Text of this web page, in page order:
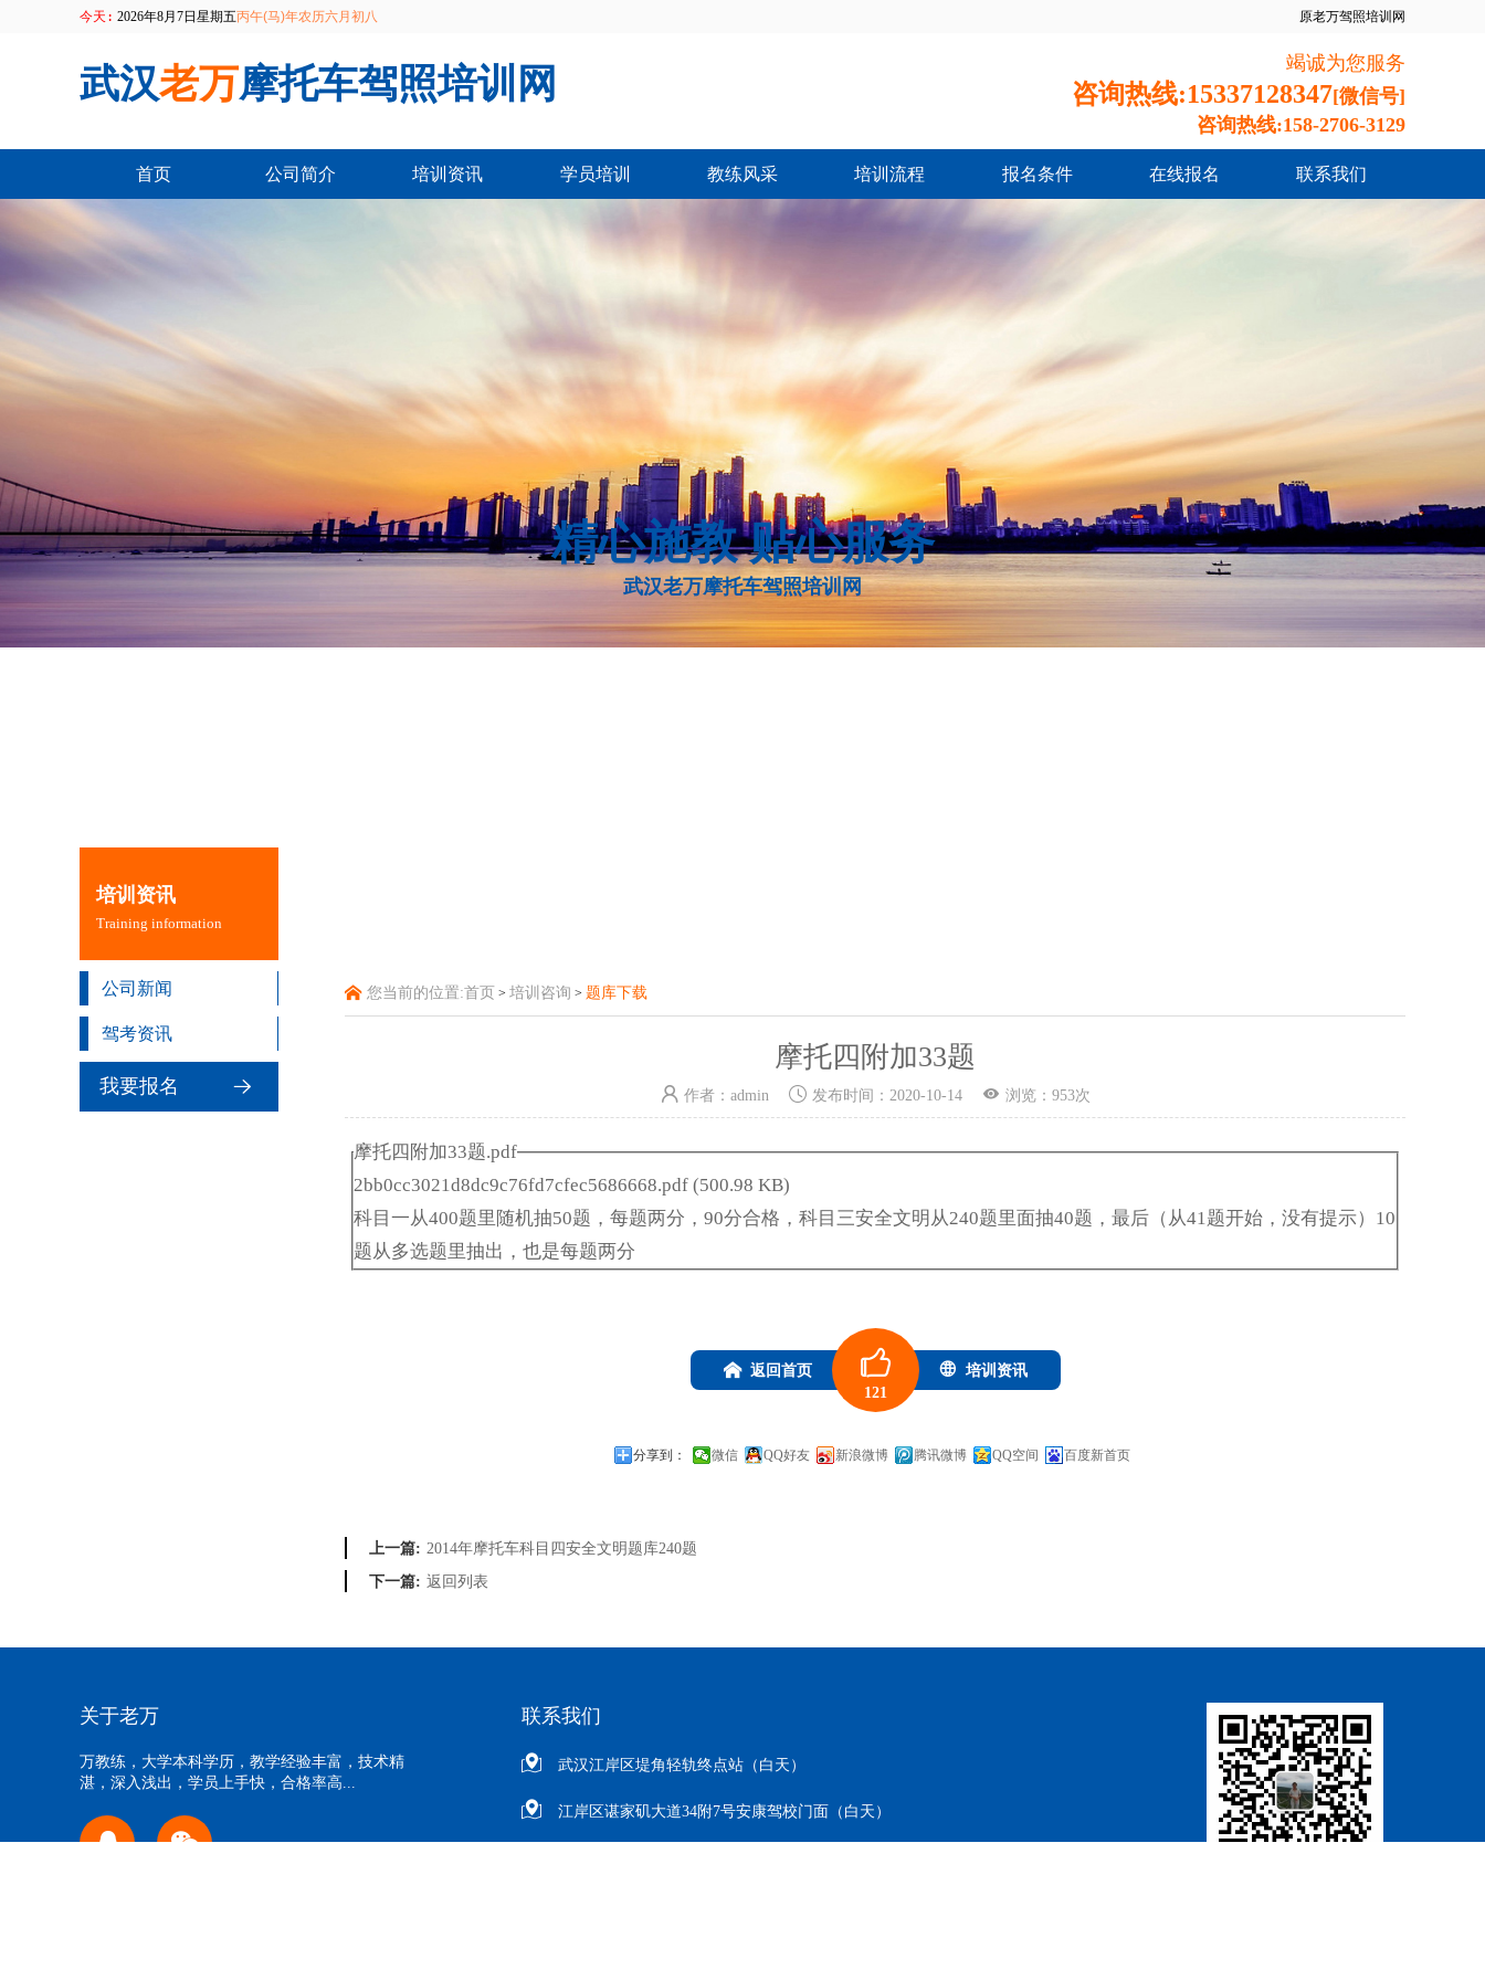
今天: 2026年8月7日星期五丙午(马)年农历六月初八 原老万驾照培训网
武汉老万摩托车驾照培训网 竭诚为您服务
咨询热线:15337128347[微信号]
咨询热线:158-2706-3129
首页 公司简介 培训资讯 学员培训 教练风采 培训流程 报名条件 在线报名 联系我们
精心施教 贴心服务
武汉老万摩托车驾照培训网
培训资讯
Training information
公司新闻
驾考资讯
我要报名
您当前的位置:首页 > 培训咨询 > 题库下载
摩托四附加33题
作者： admin 发布时间： 2020-10-14 浏览： 953次
摩托四附加33题.pdf
2bb0cc3021d8dc9c76fd7cfec5686668.pdf (500.98 KB)
科目一从400题里随机抽50题，每题两分，90分合格，科目三安全文明从240题里面抽40题，最后（从41题开始，没有提示）10
题从多选题里抽出，也是每题两分
返回首页
121
培训资讯
分享到： 微信 QQ好友 新浪微博 腾讯微博 QQ空间 百度新首页
上一篇: 2014年摩托车科目四安全文明题库240题
下一篇: 返回列表
关于老万
万教练，大学本科学历，教学经验丰富，技术精
湛，深入浅出，学员上手快，合格率高...
联系我们
武汉江岸区堤角轻轨终点站（白天）
江岸区谌家矶大道34附7号安康驾校门面（白天）